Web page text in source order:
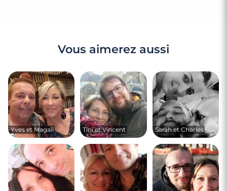
Vous aimerez aussi
Yves et Magali Tini et Vincent Sarah et Charles